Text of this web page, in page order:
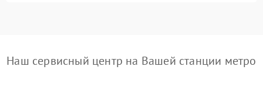
Наш сервисный центр на Вашей станции метро